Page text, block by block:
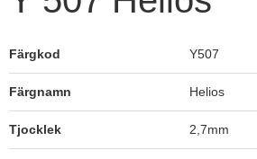
Färgkod Y507
Färgnamn Helios
Tjocklek 2,7mm